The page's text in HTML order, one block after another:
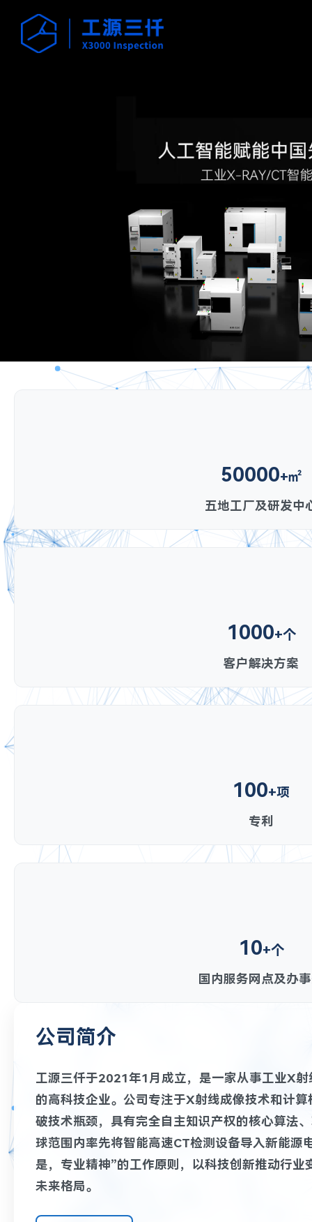
50000+㎡
五地工厂及研发中
1000+个
客户解决方案
100+项
专利
10+个
国内服务网点及办
公司简介
工源三仟于2021年1月成立，是一家从事工业X
的高科技企业。公司专注于X射线成像技术和计
破技术瓶颈，具有完全自主知识产权的核心算法
球范围内率先将智能高速CT检测设备导入新能源
是，专业精神”的工作原则，以科技创新推动行
未来格局。